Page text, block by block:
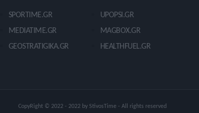
SPORTIME.GR
MEDIATIME.GR
GEOSTRATIGIKA.GR
UPOPSI.GR
MAGBOX.GR
HEALTHFUEL.GR
CopyRight © 2022 - 2022 by StivosTime - All rights reserved